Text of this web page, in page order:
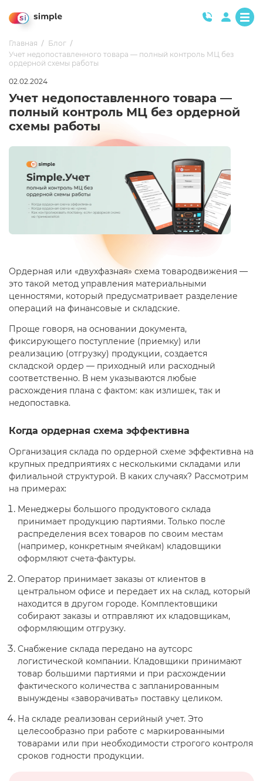
Главная
Блог
Учет недопоставленного товара — полный контроль МЦ без
ордерной схемы работы
02.02.2024
Учет недопоставленного товара —
полный контроль МЦ без ордерной
схемы работы
Ордерная или «двухфазная» схема товародвижения —
это такой метод управления материальными
ценностями, который предусматривает разделение
операций на финансовые и складские.
Проще говоря, на основании документа,
фиксирующего поступление (приемку) или
реализацию (отгрузку) продукции, создается
складской ордер — приходный или расходный
соответственно. В нем указываются любые
расхождения плана с фактом: как излишек, так и
недопоставка.
Когда ордерная схема эффективна
Организация склада по ордерной схеме эффективна на
крупных предприятиях с несколькими складами или
филиальной структурой. В каких случаях? Рассмотрим
на примерах:
Менеджеры большого продуктового склада
принимает продукцию партиями. Только после
распределения всех товаров по своим местам
(например, конкретным ячейкам) кладовщики
оформляют счета-фактуры.
Оператор принимает заказы от клиентов в
центральном офисе и передает их на склад, который
находится в другом городе. Комплектовщики
собирают заказы и отправляют их кладовщикам,
оформляющим отгрузку.
Снабжение склада передано на аутсорс
логистической компании. Кладовщики принимают
товар большими партиями и при расхождении
фактического количества с запланированным
вынуждены «заворачивать» поставку целиком.
На складе реализован серийный учет. Это
целесообразно при работе с маркированными
товарами или при необходимости строгого контроля
сроков годности продукции.